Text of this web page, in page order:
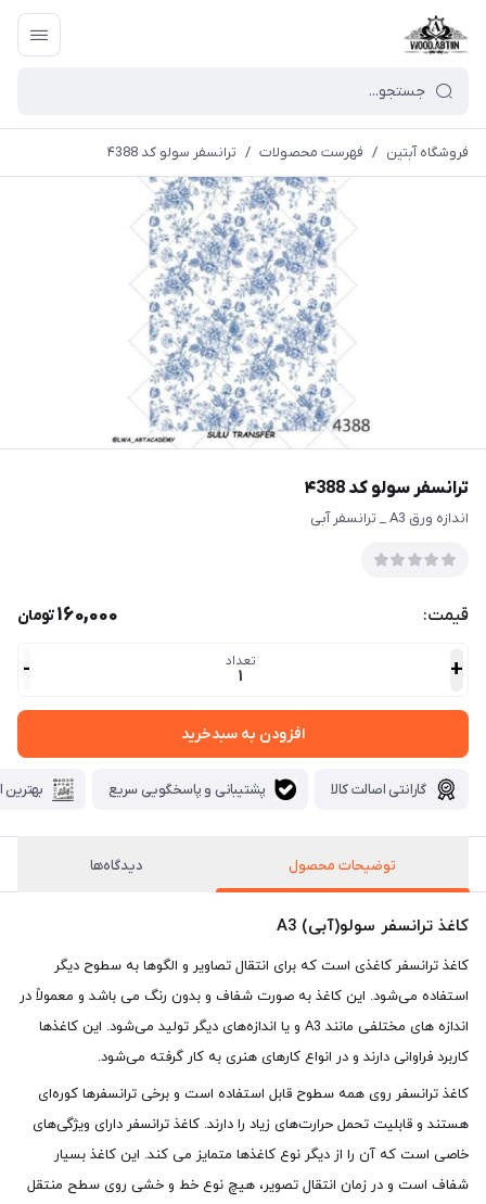
فروشگاه آبتین / فهرست محصولات / ترانسفر سولو کد ۴388
ترانسفر سولو کد ۴388
اندازه ورق A3 _ ترانسفر آبی
قیمت: 160,000تومان
+ تعداد
1
-
افزودن به سبدخرید
گارانتی اصالت کالا پشتیبانی و پاسخگویی سریع بهترین
توضیحات محصول دیدگاه‌ها
کاغذ ترانسفر سولو(آبی) A3
کاغذ ترانسفر کاغذی است که برای انتقال تصاویر و الگوها به سطوح دیگر
استفاده می‌شود. این کاغذ به صورت شفاف و بدون رنگ می باشد و معمولاً در
اندازه های مختلفی مانند A3 و یا اندازه‌های دیگر تولید می‌شود. این کاغذها
کاربرد فراوانی دارند و در انواع کارهای هنری به کار گرفته می‌شود.
کاغذ ترانسفر روی همه سطوح قابل استفاده است و برخی ترانسفرها کوره‌ای
هستند و قابلیت تحمل حرارت‌های زیاد را دارند. کاغذ ترانسفر دارای ویژگی‌های
خاصی است که آن را از دیگر نوع کاغذها متمایز می کند. این کاغذ بسیار
شفاف است و در زمان انتقال تصویر، هیچ نوع خط و خشی روی سطح منتقل